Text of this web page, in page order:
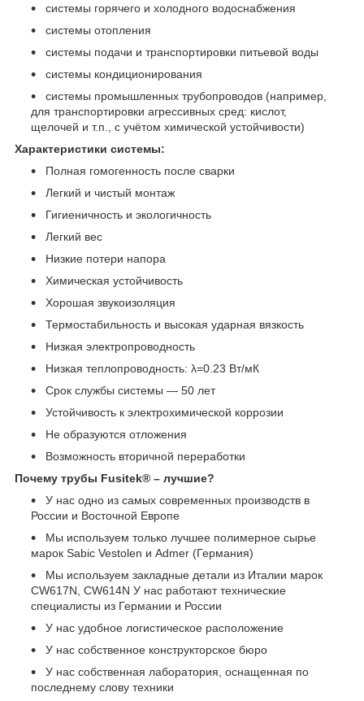
системы горячего и холодного водоснабжения
системы отопления
системы подачи и транспортировки питьевой воды
системы кондиционирования
системы промышленных трубопроводов (например,
для транспортировки агрессивных сред: кислот,
щелочей и т.п., с учётом химической устойчивости)
Характеристики системы:
Полная гомогенность после сварки
Легкий и чистый монтаж
Гигиеничность и экологичность
Легкий вес
Низкие потери напора
Химическая устойчивость
Хорошая звукоизоляция
Термостабильность и высокая ударная вязкость
Низкая электропроводность
Низкая теплопроводность: λ=0.23 Вт/мК
Срок службы системы ― 50 лет
Устойчивость к электрохимической коррозии
Не образуются отложения
Возможность вторичной переработки
Почему трубы Fusitek® – лучшие?
У нас одно из самых современных производств в
России и Восточной Европе
Мы используем только лучшее полимерное сырье
марок Sabic Vestolen и Admer (Германия)
Мы используем закладные детали из Италии марок
CW617N, CW614N У нас работают технические
специалисты из Германии и России
У нас удобное логистическое расположение
У нас собственное конструкторское бюро
У нас собственная лаборатория, оснащенная по
последнему слову техники